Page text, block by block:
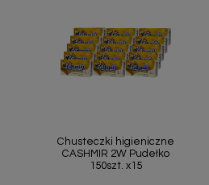
Chusteczki higieniczne
CASHMIR 2W Pudełko
150szt. x15